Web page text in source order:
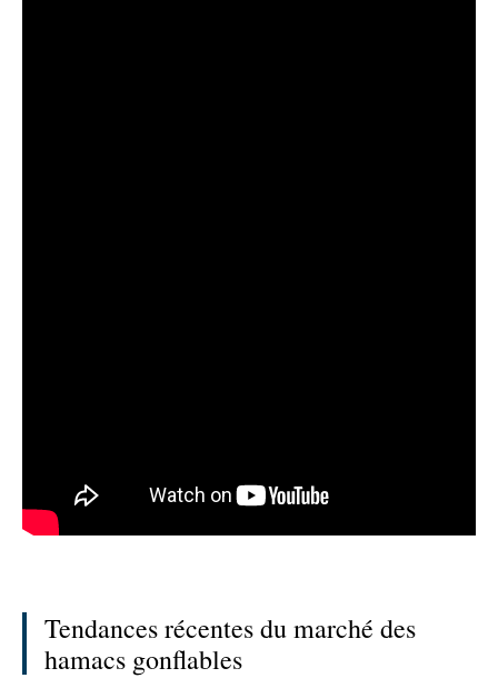
Tendances récentes du marché des
hamacs gonflables